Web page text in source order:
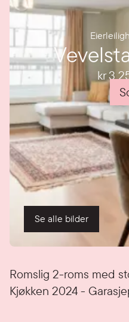
kr 3
Se alle bilder
Romslig 2-roms med
Kjøkken 2024 -
Detaljer